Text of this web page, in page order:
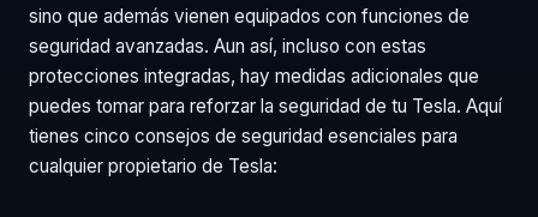
sino que además vienen equipados con funciones de
seguridad avanzadas. Aun así, incluso con estas
protecciones integradas, hay medidas adicionales que
puedes tomar para reforzar la seguridad de tu Tesla. Aquí
tienes cinco consejos de seguridad esenciales para
cualquier propietario de Tesla: